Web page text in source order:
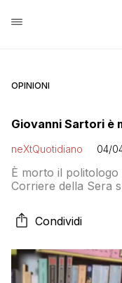
OPINIONI
Giovanni Sartori è
neXtQuotidiano 04/
È morto il politologo
Corriere della Sera
a Firenze 92 anni
prestigiose
Condividi